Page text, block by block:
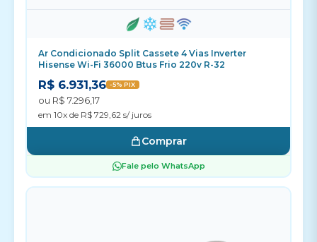
Ar Condicionado Split Cassete 4 Vias Inverter
Hisense Wi-Fi 36000 Btus Frio 220v R-32
R$ 6.931,36 -5% PIX
ou R$ 7.296,17
em 10x de R$ 729,62 s/ juros
Comprar
Fale pelo WhatsApp